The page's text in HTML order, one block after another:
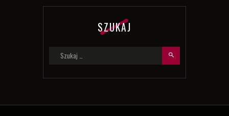
SZUKAJ
Szukaj: